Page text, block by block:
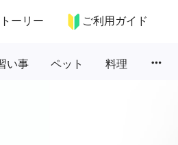
ーリー ご利用ガイド
い事 ペット 料理 more_horiz